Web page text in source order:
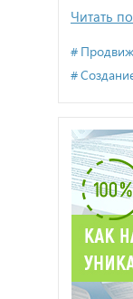
Читать